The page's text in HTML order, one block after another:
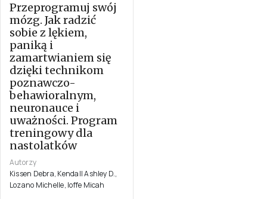
Przeprogramuj swój
mózg. Jak radzić
sobie z lękiem,
paniką i
zamartwianiem się
dzięki technikom
poznawczo-
behawioralnym,
neuronauce i
uważności. Program
treningowy dla
nastolatków
Autorzy
Kissen Debra, Kendall Ashley D.,
Lozano Michelle, Ioffe Micah